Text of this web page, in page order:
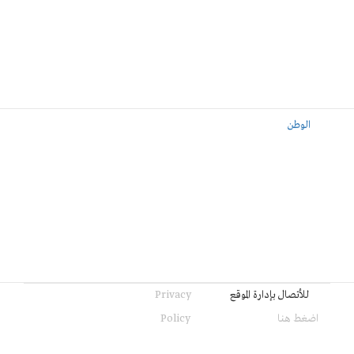
الوطن
للأتصال بإدارة الموقع
اضغط هنا
Privacy
Policy